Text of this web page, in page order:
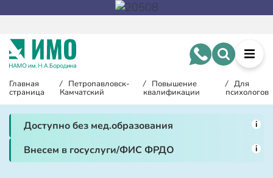
Главная
страница
/ Петропавловск-
Камчатский
/ Повышение
квалификации
/ Для
психологов
Доступно без мед.образования i
Внесем в госуслуги/ФИС ФРДО i